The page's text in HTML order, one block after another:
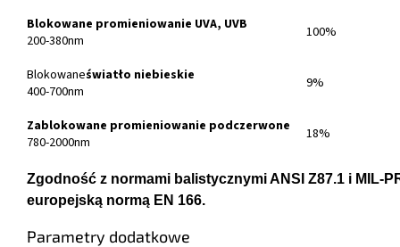
Blokowane promieniowanie UVA, UVB
200-380nm
100%
Blokowaneświatło niebieskie
400-700nm
9%
Zablokowane promieniowanie podczerwone
780-2000nm
18%
Zgodność z normami balistycznymi ANSI Z87.1 i MIL-
europejską normą EN 166.
Parametry dodatkowe